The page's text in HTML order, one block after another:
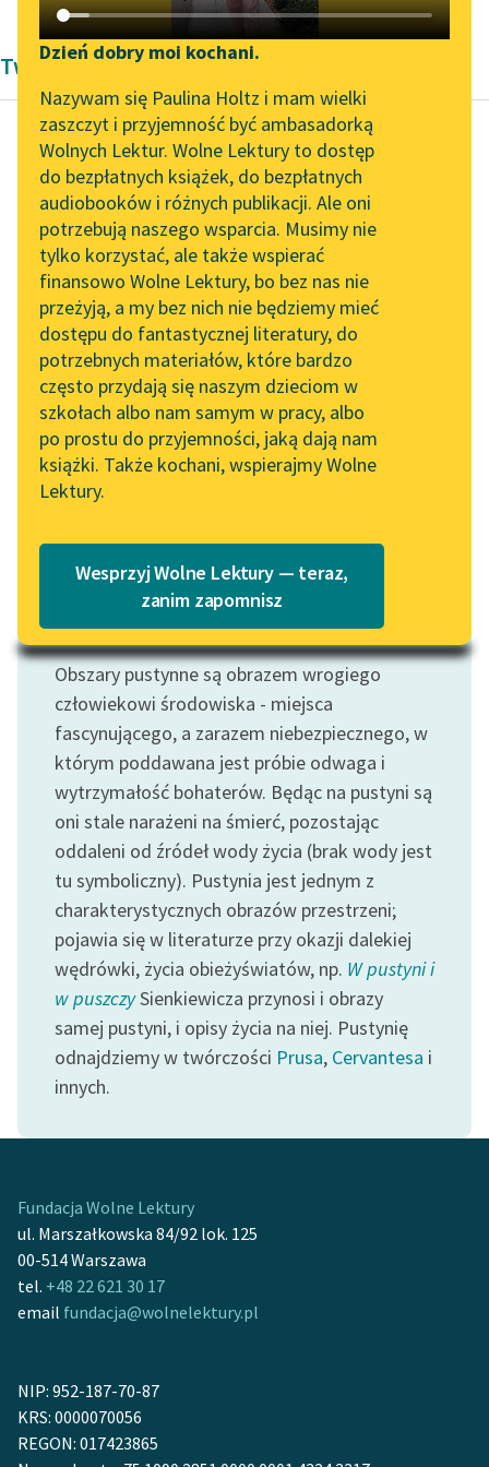
Katalog DAISY
Podkasty o książkach
Zgłoś brak utworu
Aktualności
„Prokurator Alicja Horn”
do słuchania
Byliśmy częścią AI Impact
Lab
Zapraszamy na spotkanie
online z tłumaczkami
literatury skandynawskiej
Spotkanie z Katarzyną
Tunkiel w Oslo
102. lata temu zmarł
Joseph Conrad
Lektury szkolne i klasyka
literatury do słuchania dla
uczennic i uczniów z
niepełnosprawnościami
szkolnych i literatury do
słuchania dla uczennic i
uczniów z
niepełnosprawnościami
Feministyczne inspiracje.
Popularyzacja
skandynawskiej literatury
feministycznej
Ręce pełne poezji
Kolekcje edukacyjne
twórców przechodzących
do domeny publicznej,
Starego Testamentu
Szkoła Poezji Wolnych
Lektur
Narzędzia
Mapa Wolnych Lektur
Leśmianator
Przewodnik dla piszących i
czytających
API
OAI-PMH
Widget Wolnych Lektur
Przypisy
Katalog w formacie PDF
O nas
O projekcie
Zespół
Dzień dobry moi kochani.
Nazywam się Paulina Holtz i mam wielki
zaszczyt i przyjemność być ambasadorką
Wolnych Lektur. Wolne Lektury to dostęp
do bezpłatnych książek, do bezpłatnych
audiobooków i różnych publikacji. Ale oni
potrzebują naszego wsparcia. Musimy nie
tylko korzystać, ale także wspierać
finansowo Wolne Lektury, bo bez nas nie
przeżyją, a my bez nich nie będziemy mieć
dostępu do fantastycznej literatury, do
potrzebnych materiałów, które bardzo
często przydają się naszym dzieciom w
szkołach albo nam samym w pracy, albo
po prostu do przyjemności, jaką dają nam
książki. Także kochani, wspierajmy Wolne
Lektury.
Wesprzyj Wolne Lektury — teraz,
zanim zapomnisz
Twórczość Jan Masoński
Jan Masoński
Na szlaku
Warszawa-Afryka-
Warszawa
Jeszcze jeden dzień, 24
lipca, po górach, które
ostatecznie się nudzą
— gorąco nie do
wytrzymania...
Motyw: Pustynia
Obszary pustynne są obrazem wrogiego
człowiekowi środowiska - miejsca
fascynującego, a zarazem niebezpiecznego, w
którym poddawana jest próbie odwaga i
wytrzymałość bohaterów. Będąc na pustyni są
oni stale narażeni na śmierć, pozostając
oddaleni od źródeł wody życia (brak wody jest
tu symboliczny). Pustynia jest jednym z
charakterystycznych obrazów przestrzeni;
pojawia się w literaturze przy okazji dalekiej
wędrówki, życia obieżyświatów, np. W pustyni i
w puszczySienkiewicza przynosi i obrazy
samej pustyni, i opisy życia na niej. Pustynię
odnajdziemy w twórczości Prusa, Cervantesa i
innych.
Fundacja Wolne Lektury
ul. Marszałkowska 84/92 lok. 125
00-514 Warszawa
tel. +48 22 621 30 17
email fundacja@wolnelektury.pl
NIP: 952-187-70-87
KRS: 0000070056
REGON: 017423865